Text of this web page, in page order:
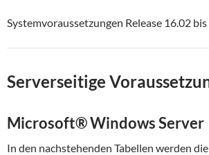
Systemvoraussetzungen Release 16.02
Serverseitige
Microsoft® Windows Server
In den nachstehenden Tabellen werden die